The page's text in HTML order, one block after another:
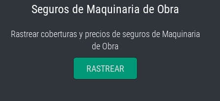
Rastrear coberturas y precios de seguros de Maquinaria
de Obra
RASTREAR